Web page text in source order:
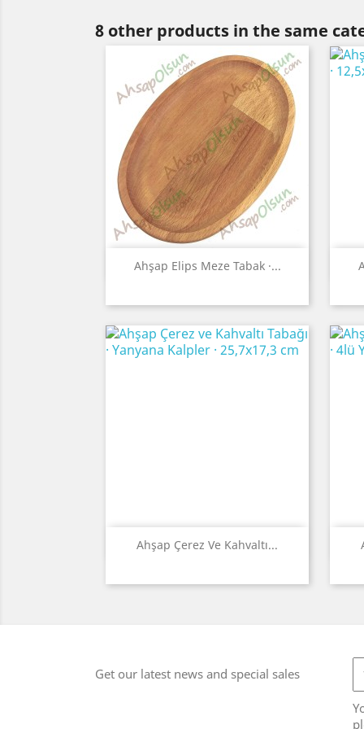
8 other products in the same
Ahşap Elips Meze Tabak ·...
Quick view
Ahşap Çerez Ve Kahvaltı...
Quick view
Get our latest news and special sales